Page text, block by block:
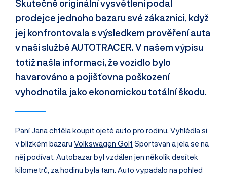
Skutečně originální vysvětlení podal
prodejce jednoho bazaru své zákaznici, když
jej konfrontovala s výsledkem prověření auta
v naší službě AUTOTRACER. V našem výpisu
totiž našla informaci, že vozidlo bylo
havarováno a pojišťovna poškození
vyhodnotila jako ekonomickou totální škodu.
Paní Jana chtěla koupit ojeté auto pro rodinu. Vyhlédla si
v blízkém bazaru Volkswagen Golf Sportsvan a jela se na
něj podívat. Autobazar byl vzdálen jen několik desítek
kilometrů, za hodinu byla tam. Auto vypadalo na pohled